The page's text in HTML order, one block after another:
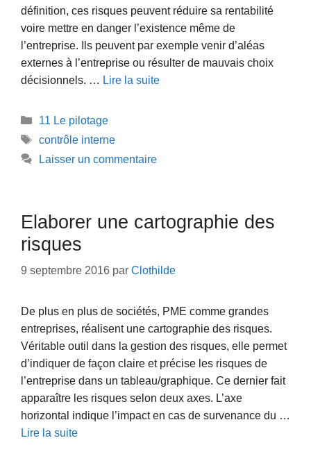
définition, ces risques peuvent réduire sa rentabilité
voire mettre en danger l’existence même de
l’entreprise. Ils peuvent par exemple venir d’aléas
externes à l’entreprise ou résulter de mauvais choix
décisionnels. … Lire la suite
Catégories
11 Le pilotage
Étiquettes
contrôle interne
Laisser un commentaire
Elaborer une cartographie des
risques
9 septembre 2016 par Clothilde
De plus en plus de sociétés, PME comme grandes
entreprises, réalisent une cartographie des risques.
Véritable outil dans la gestion des risques, elle permet
d’indiquer de façon claire et précise les risques de
l’entreprise dans un tableau/graphique. Ce dernier fait
apparaître les risques selon deux axes. L’axe
horizontal indique l’impact en cas de survenance du …
Lire la suite